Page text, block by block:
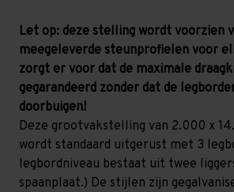
Let op: deze stelling wordt voorzien
meegeleverde steunprofielen voor
zorgt er voor dat de maximale
gegarandeerd zonder dat de
doorbuigen!
Deze grootvakstelling van 2.000 x
wordt standaard uitgerust met 3
legbordniveau bestaat uit twee
spaanplaat.) De stijlen zijn